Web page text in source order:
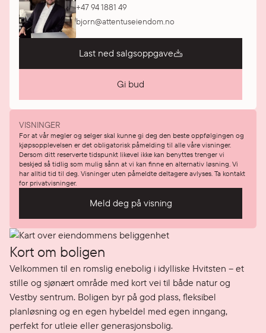
+47 94 1881 49
bjorn@attentuseiendom.no
Last ned salgsoppgave
Gi bud
VISNINGER
For at vår megler og selger skal kunne gi deg den beste oppfølgingen og
kjøpsopplevelsen er det obligatorisk påmelding til alle våre visninger.
Dersom ditt reserverte tidspunkt likevel ikke kan benyttes trenger vi
beskjed så tidlig som mulig sånn at vi kan finne en alternativ løsning. Vi
har alltid tid til deg. Visninger uten påmeldte deltagere avlyses. Ta kontakt
for privatvisninger.
Meld deg på visning
Kort om boligen
Velkommen til en romslig enebolig i idylliske Hvitsten – et
stille og sjønært område med kort vei til både natur og
Vestby sentrum. Boligen byr på god plass, fleksibel
planløsning og en egen hybeldel med egen inngang,
perfekt for utleie eller generasjonsbolig.